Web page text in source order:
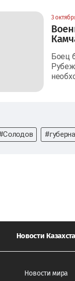
3
Боец
Новости
Новости мира